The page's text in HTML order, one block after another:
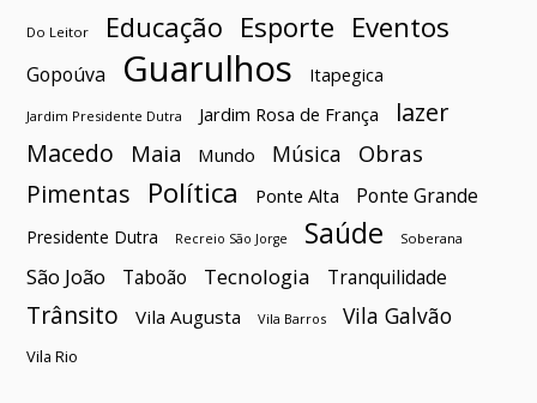
Do Leitor Educação Esporte Eventos
Gopoúva Guarulhos Itapegica
Jardim Presidente Dutra Jardim Rosa de França
lazer
Macedo
Maia Mundo Música Obras
Pimentas Política Ponte Alta Ponte Grande
Presidente Dutra Recreio São Jorge Saúde Soberana
São João Taboão Tecnologia Tranquilidade
Trânsito Vila Augusta Vila Barros Vila Galvão
Vila Rio